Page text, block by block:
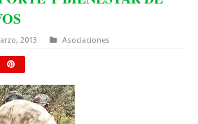
2013 Asociaciones